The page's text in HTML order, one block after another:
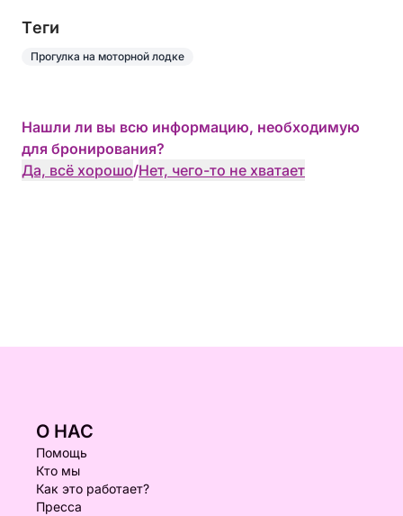
Tеги
Прогулка на моторной лодке
Нашли ли вы всю информацию, необходимую
для бронирования?
Да, всё хорошо/Нет, чего-то не хватает
О НАС
Помощь
Кто мы
Как это работает?
Пресса